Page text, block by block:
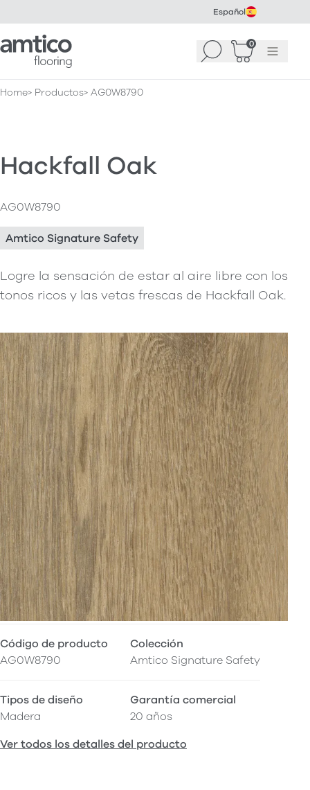
Español
Amtico Flooring Buscar 0
Cesta (0)
Menú
Home Productos AG0W8790
Hackfall Oak
AG0W8790
Amtico Signature Safety
Logre la sensación de estar al aire libre con los
tonos ricos y las vetas frescas de Hackfall Oak.
Código de producto
AG0W8790
Colección
Amtico Signature Safety
Tipos de diseño
Madera
Garantía comercial
20 años
Ver todos los detalles del producto